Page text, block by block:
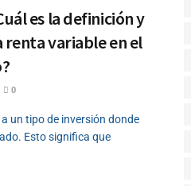
es la definición y
renta variable en el
0
un tipo de inversión donde
Esto significa que